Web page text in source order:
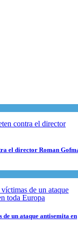
el director Roman
un ataque antisemita en